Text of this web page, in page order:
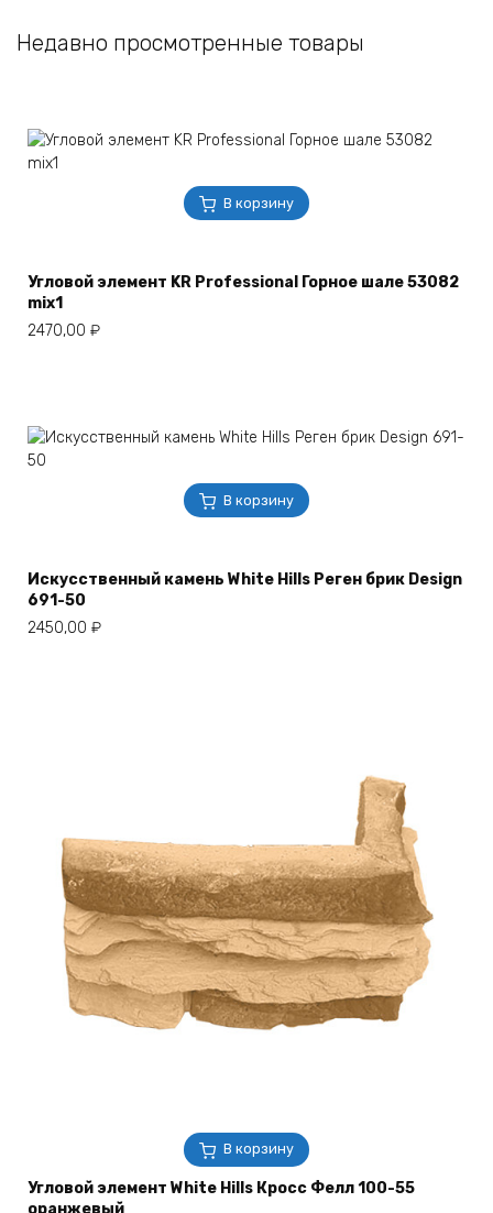
Недавно просмотренные товары
В корзину
Угловой элемент KR Professional Горное шале 53082
mix1
2470,00 ₽
В корзину
Искусственный камень White Hills Реген брик Design
691-50
2450,00 ₽
В корзину
Угловой элемент White Hills Кросс Фелл 100-55
оранжевый